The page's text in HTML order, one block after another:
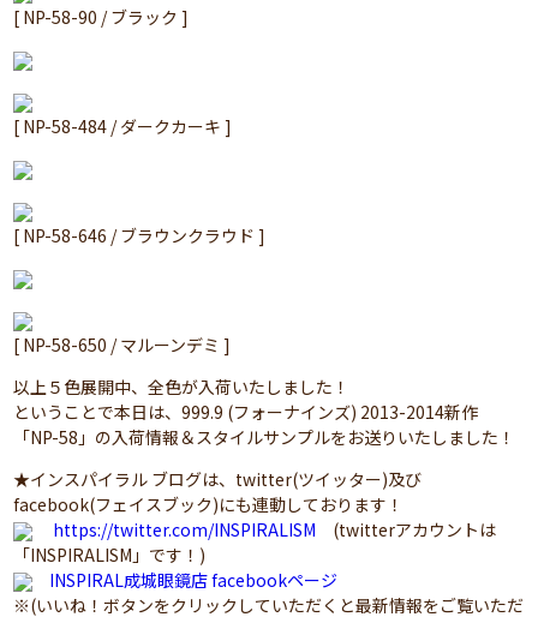
[ NP-58-90 / ブラック ]
[ NP-58-484 / ダークカーキ ]
[ NP-58-646 / ブラウンクラウド ]
[ NP-58-650 / マルーンデミ ]
以上５色展開中、全色が入荷いたしました！
ということで本日は、999.9 (フォーナインズ) 2013-2014新作
「NP-58」の入荷情報＆スタイルサンプルをお送りいたしました！
★インスパイラル ブログは、twitter(ツイッター)及び
facebook(フェイスブック)にも連動しております！
https://twitter.com/INSPIRALISM (twitterアカウントは
「INSPIRALISM」です！)
INSPIRAL成城眼鏡店 facebookページ
※(いいね！ボタンをクリックしていただくと最新情報をご覧いただ